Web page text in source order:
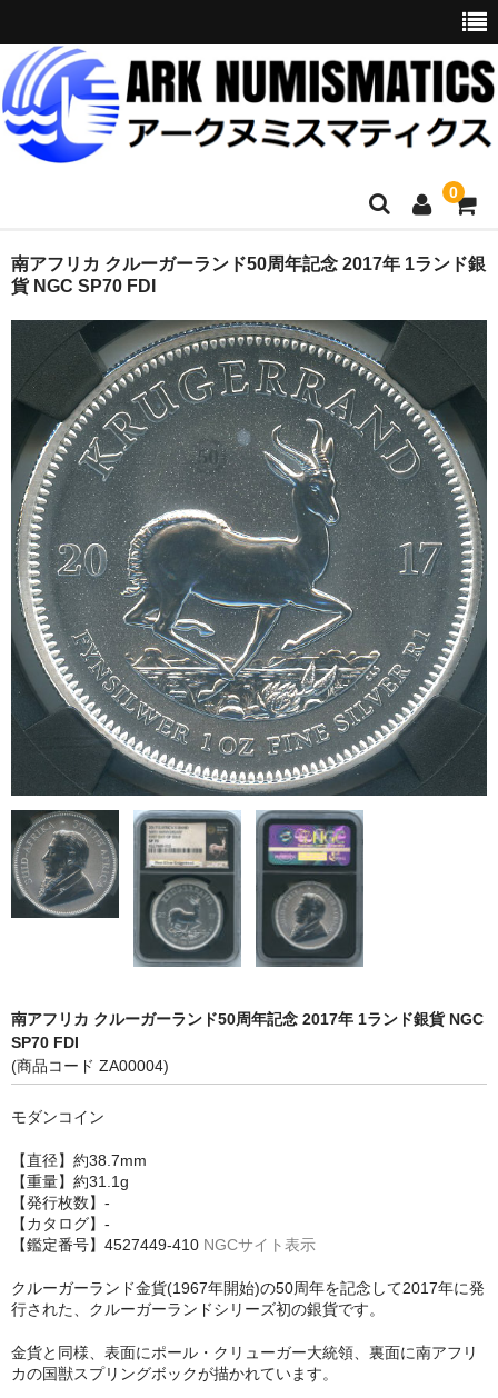
0
ホーム
お問い合わせ
委託販売
購入代行
オークション入札代行
ブログ
会社概要
南アフリカ クルーガーランド50周年記念 2017年 1ランド銀
貨 NGC SP70 FDI
南アフリカ クルーガーランド50周年記念 2017年 1ランド銀貨 NGC
SP70 FDI
(商品コード ZA00004)
モダンコイン
【直径】約38.7mm
【重量】約31.1g
【発行枚数】-
【カタログ】-
【鑑定番号】4527449-410 NGCサイト表示
クルーガーランド金貨(1967年開始)の50周年を記念して2017年に発
行された、クルーガーランドシリーズ初の銀貨です。
金貨と同様、表面にポール・クリューガー大統領、裏面に南アフリ
カの国獣スプリングボックが描かれています。